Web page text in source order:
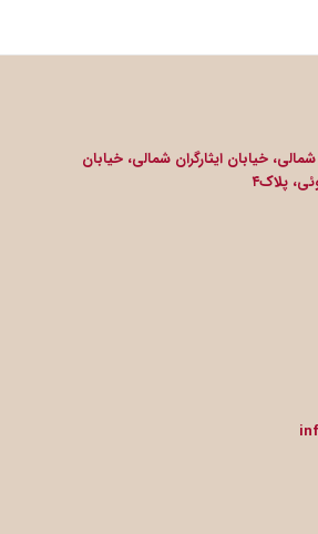
خیابان ایثارگران شمالی، خیابان
پلاک۴